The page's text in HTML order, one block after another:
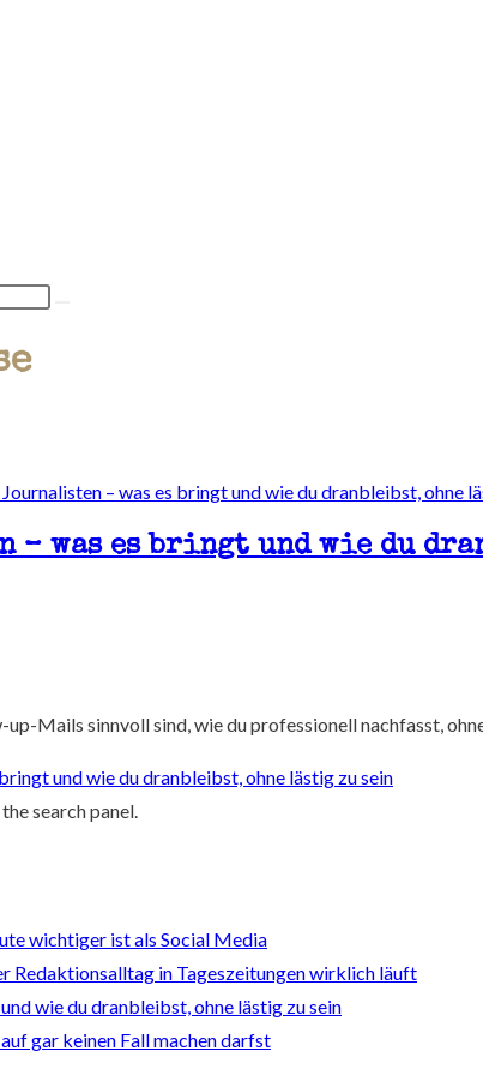
– was es bringt und wie du
Mails sinnvoll sind, wie du professionell nachfasst,
und wie du dranbleibst, ohne lästig zu sein
search panel.
wichtiger ist als Social Media
Redaktionsalltag in Tageszeitungen wirklich läuft
wie du dranbleibst, ohne lästig zu sein
gar keinen Fall machen darfst